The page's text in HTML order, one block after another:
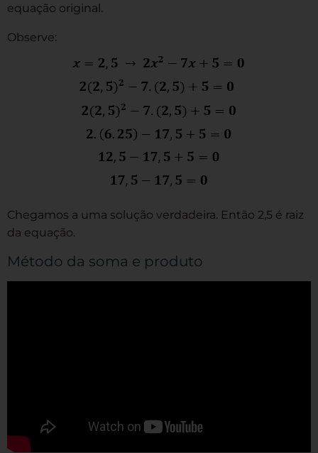
equação original.
Observe:
Chegamos a uma solução verdadeira. Então 2,5 é raiz
da equação.
Método da soma e produto